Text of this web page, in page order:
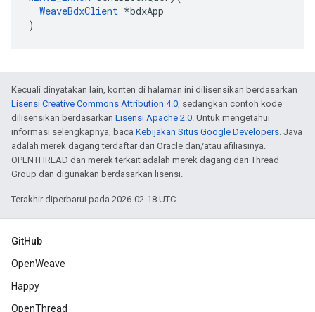
WeaveBdxClient *bdxApp
)
Kecuali dinyatakan lain, konten di halaman ini dilisensikan berdasarkan
Lisensi Creative Commons Attribution 4.0, sedangkan contoh kode
dilisensikan berdasarkan Lisensi Apache 2.0. Untuk mengetahui
informasi selengkapnya, baca Kebijakan Situs Google Developers. Java
adalah merek dagang terdaftar dari Oracle dan/atau afiliasinya.
OPENTHREAD dan merek terkait adalah merek dagang dari Thread
Group dan digunakan berdasarkan lisensi.
Terakhir diperbarui pada 2026-02-18 UTC.
GitHub
OpenWeave
Happy
OpenThread